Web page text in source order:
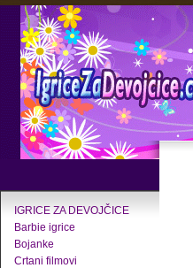
IGRICE ZA DEVOJČICE
Barbie igrice
Bojanke
Crtani filmovi